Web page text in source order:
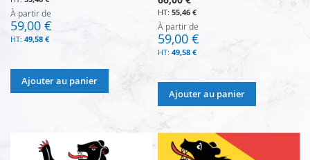
À partir de
59,00 €
49,58 €
Ajouter au panier
55,46 €
À partir de
59,00 €
49,58 €
Ajouter au panier